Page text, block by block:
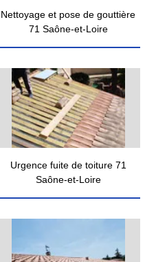
Nettoyage et pose de gouttière
71 Saône-et-Loire
Urgence fuite de toiture 71
Saône-et-Loire